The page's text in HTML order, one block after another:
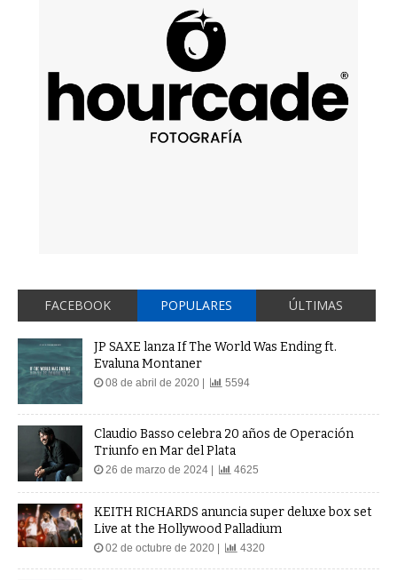
FACEBOOK POPULARES ÚLTIMAS
JP SAXE lanza If The World Was Ending ft.
Evaluna Montaner
08 de abril de 2020 | 5594
Claudio Basso celebra 20 años de Operación
Triunfo en Mar del Plata
26 de marzo de 2024 | 4625
KEITH RICHARDS anuncia super deluxe box set
Live at the Hollywood Palladium
02 de octubre de 2020 | 4320